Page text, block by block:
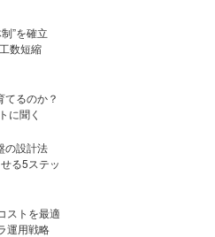
”を確立
数短縮
るのか？
に聞く
の設計法
る5ステッ
ストを最適
運用戦略